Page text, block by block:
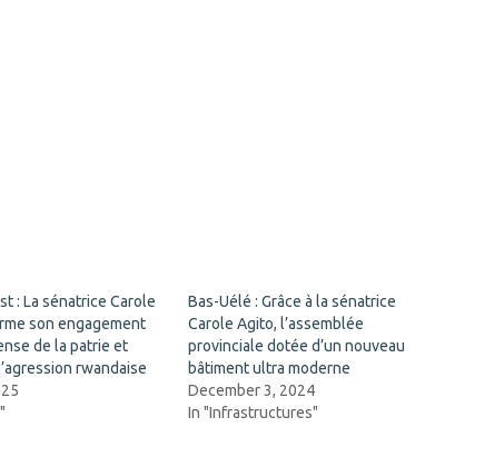
: La sénatrice Carole
son engagement
de la patrie et
rwandaise
Bas-Uélé : Grâce à la sénatrice
Carole Agito, l’assemblée
provinciale dotée d’un nouveau
bâtiment ultra moderne
December 3, 2024
In "Infrastructures"